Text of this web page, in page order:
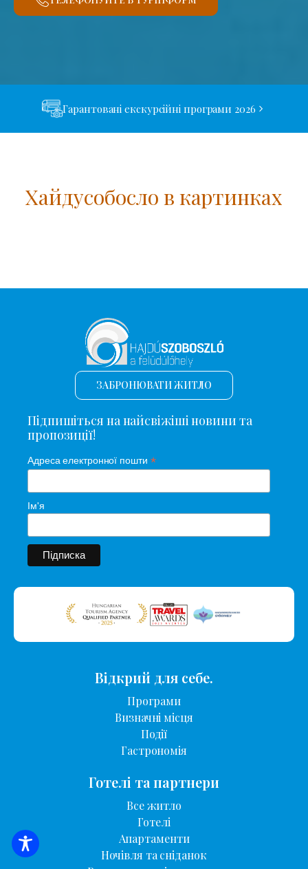
Гарантовані екскурсійні програми 2026
Хайдусобосло в картинках
ПОШУК ЖИТЛА
ЗАБРОНЮВАТИ ЖИТЛО
Підпишіться на найсвіжіші новини та
пропозиції!
Адреса електронної пошти *
Ім'я
Відкрий для себе.
Програми
Визначні місця
Події
Гастрономія
Готелі та партнери
Все житло
Готелі
Апартаменти
Ночівля та сніданок